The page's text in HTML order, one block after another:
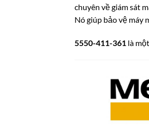
chuyên về giám sát
Nó giúp bảo vệ máy
5550-411-361 là